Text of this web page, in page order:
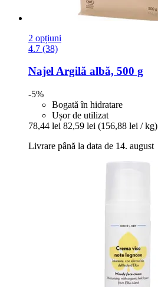
2 opțiuni
4.7 (38)
NajelArgilă albă, 500 g
-5%
Bogată în hidratare
Ușor de utilizat
78,44 lei 82,59 lei (156,88 lei / kg)
Livrare până la data de 14. august